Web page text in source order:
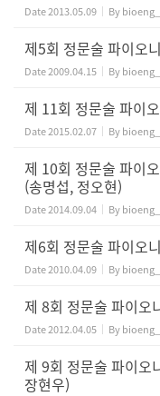
Date2013.05.09 By
제5회 정문술 파이오
Date2009.04.15 By
제 11회 정문술 파이
Date2015.02.07 By
제 10회 정문술 파이
(송명섭, 정오현)
Date2014.09.04 By
제6회 정문술 파이오
Date2010.04.09 By
제 8회 정문술 파이오
Date2012.04.05 By
제 9회 정문술 파이오
장현우)